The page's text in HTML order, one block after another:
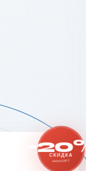
- СКИДКА
на все МРТ